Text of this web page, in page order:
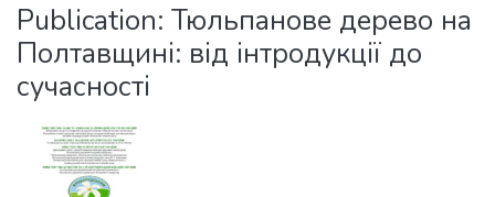
Statistics
Publication: Тюльпанове дерево на
Полтавщині: від інтродукції до
сучасності